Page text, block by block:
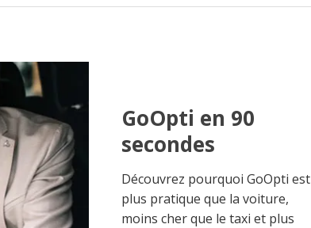
GoOpti en 90
secondes
Découvrez pourquoi GoOpti est
plus pratique que la voiture,
moins cher que le taxi et plus